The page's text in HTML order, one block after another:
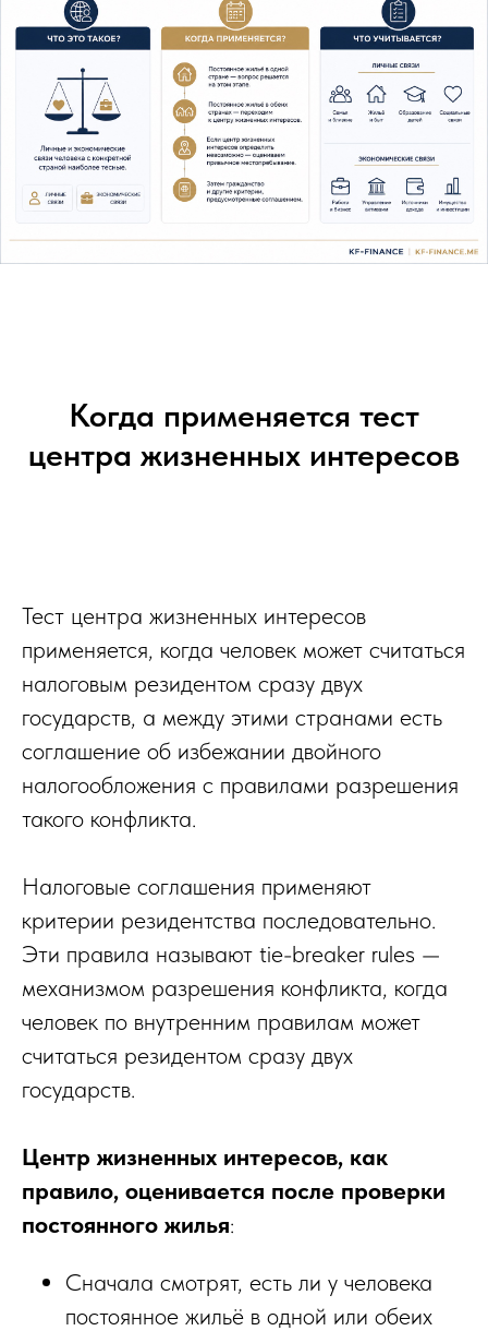
Когда применяется тест
центра жизненных интересов
Тест центра жизненных интересов
применяется, когда человек может считаться
налоговым резидентом сразу двух
государств, а между этими странами есть
соглашение об избежании двойного
налогообложения с правилами разрешения
такого конфликта.
Налоговые соглашения применяют
критерии резидентства последовательно.
Эти правила называют tie-breaker rules —
механизмом разрешения конфликта, когда
человек по внутренним правилам может
считаться резидентом сразу двух
государств.
Центр жизненных интересов, как
правило, оценивается после проверки
постоянного жилья:
Cначала смотрят, есть ли у человека
постоянное жильё в одной или обеих